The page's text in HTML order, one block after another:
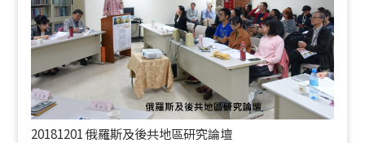
20181201 俄羅斯及後共地區研究論壇